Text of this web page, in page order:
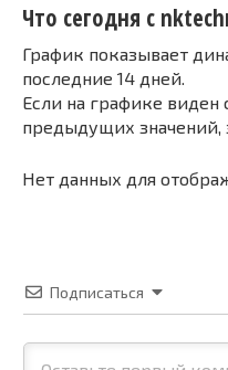
Что сегодня с
График показывает
последние 14 дней.
Если на графике
предыдущих значений,
Нет данных для
Подписаться